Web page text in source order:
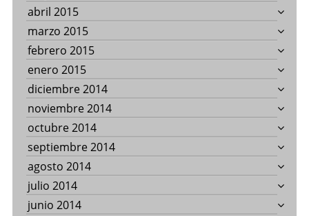
abril 2015
marzo 2015
febrero 2015
enero 2015
diciembre 2014
noviembre 2014
octubre 2014
septiembre 2014
agosto 2014
julio 2014
junio 2014